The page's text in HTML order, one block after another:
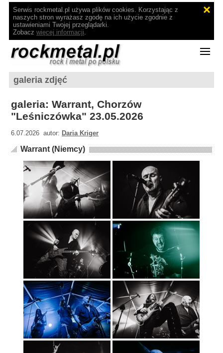
Serwis rockmetal.pl używa plików cookies. Korzystając z
naszych stron wyrażasz zgodę na ich użycie zgodnie z
ustawieniami Twojej przeglądarki.
Zobacz więcej informacji.
galeria zdjęć
galeria: Warrant, Chorzów
"Leśniczówka" 23.05.2026
6.07.2026 autor: Daria Kriger
Warrant (Niemcy)